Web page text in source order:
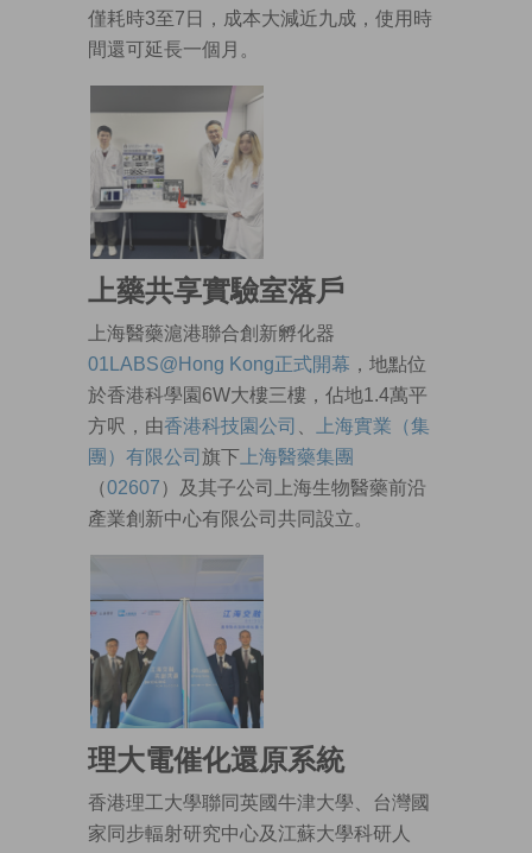
僅耗時3至7日，成本大減近九成，使用時
間還可延長一個月。
上藥共享實驗室落戶
上海醫藥滬港聯合創新孵化器
01LABS@Hong Kong正式開幕 ，地點位
於香港科學園6W大樓三樓，佔地1.4萬平
方呎，由香港科技園公司
上海實業（集
團）有限公司 旗下 上海醫藥集團
（02607）及其子公司上海生物醫藥前沿
產業創新中心有限公司共同設立。
理大電催化還原系統
香港理工大學聯同英國牛津大學、台灣國
家同步輻射研究中心及江蘇大學科研人